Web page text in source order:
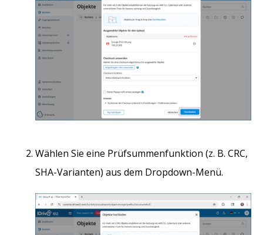
Wählen Sie eine Prüfsummenfunktion (z. B. CRC,
SHA-Varianten) aus dem Dropdown-Menü.